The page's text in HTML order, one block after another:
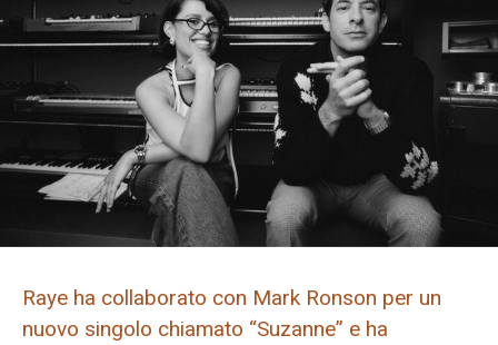
Raye ha collaborato con Mark Ronson per un
nuovo singolo chiamato “Suzanne” e ha